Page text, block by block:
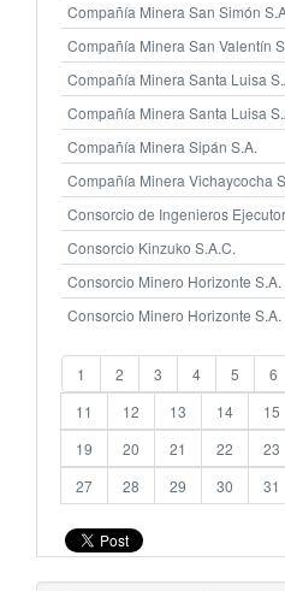
Compañía Minera San Simón
Compañía Minera San Valentín
Compañía Minera Santa Luisa
Compañía Minera Santa Luisa
Compañía Minera Sipán S.A.
Compañía Minera Vichaycocha
Consorcio de Ingenieros
Consorcio Kinzuko S.A.C.
Consorcio Minero Horizonte S.A.
Consorcio Minero Horizonte S.A.
1 2 3 4 5 6
11
12 13 14 15
19
20 21 22 23
27
28 29 30 31